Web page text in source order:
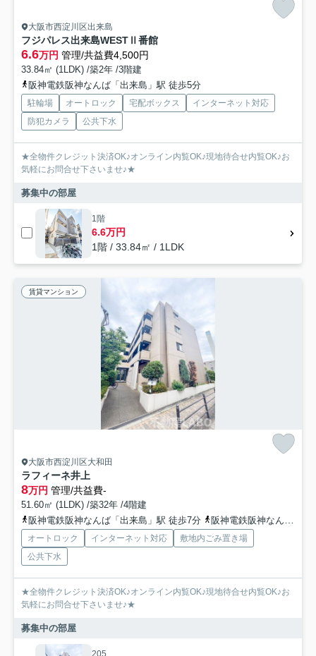
大阪市西淀川区出来島
フジパレス出来島WESTⅡ番館
6.6万円 管理/共益費4,500円
33.84㎡ (1LDK) /築2年 /3階建
阪神電鉄阪神なんば「出来島」駅 徒歩5分
駐輪場 オートロック 宅配ボックス
インターネット対応
防犯カメラ
公共下水
★全物件クレジット決済OK♪オンライン内覧OK♪現地待合せ内覧OK♪お
気軽にお問合せ下さいませ♪★
募集中の部屋
1階
6.6万円
1階 / 33.84㎡ / 1LDK
賃貸マンション
大阪市西淀川区大和田
ラフィーネ井上
8万円 管理/共益費-
51.60㎡ (1LDK) /築32年 /4階建
阪神電鉄阪神なんば「出来島」駅 徒歩7分
阪神電鉄阪神なんば「福」駅 徒歩7分
オートロック インターネット対応
敷地内ごみ置き場
公共下水
★全物件クレジット決済OK♪オンライン内覧OK♪現地待合せ内覧OK♪お
気軽にお問合せ下さいませ♪★
募集中の部屋
205